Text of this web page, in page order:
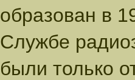
образован в
Службе
были только